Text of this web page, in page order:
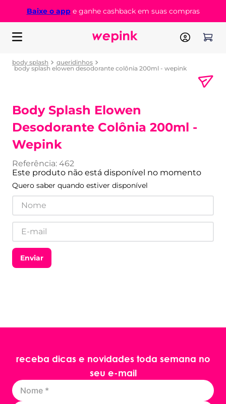
Baixe o appe ganhe cashback em suas compras
body splash
queridinhos
body splash elowen desodorante colônia 200ml - wepink
Body Splash Elowen
Desodorante Colônia 200ml -
Wepink
Referência: 462
Este produto não está disponível no momento
Quero saber quando estiver disponível
Enviar
receba dicas e novidades toda semana no
seu e-mail